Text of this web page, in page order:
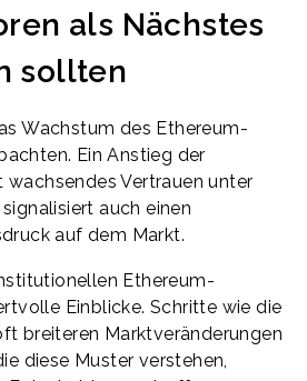
als Nächstes
sollten
Wachstum des Ethereum-
Ein Anstieg der
Vertrauen unter
auch einen
auf dem Markt.
Ethereum-
Einblicke. Schritte wie die
breiteren Marktveränderungen
diese Muster verstehen,